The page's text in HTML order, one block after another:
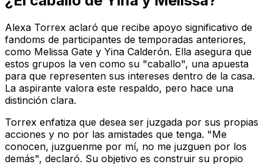
Alexa Torrex aclaró que recibe apoyo significativo de
fandoms de participantes de temporadas anteriores,
como Melissa Gate y Yina Calderón. Ella asegura que
estos grupos la ven como su "caballo", una apuesta
para que representen sus intereses dentro de la casa.
La aspirante valora este respaldo, pero hace una
distinción clara.
Torrex enfatiza que desea ser juzgada por sus propias
acciones y no por las amistades que tenga. "Me
conocen, juzguenme por mí, no me juzguen por los
demás", declaró. Su objetivo es construir su propio